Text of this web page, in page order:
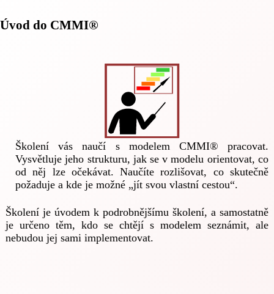
Úvod do CMMI®
Školení vás naučí s modelem CMMI® pracovat.
Vysvětluje jeho strukturu, jak se v modelu orientovat, co
od něj lze očekávat. Naučíte rozlišovat, co skutečně
požaduje a kde je možné „jít svou vlastní cestou“.
Školení je úvodem k podrobnějšímu školení, a samostatně
je určeno těm, kdo se chtějí s modelem seznámit, ale
nebudou jej sami implementovat.